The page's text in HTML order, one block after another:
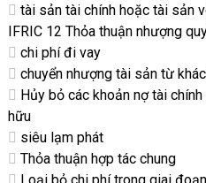
tài sản tài chính hoặc tài sản
IFRIC 12 Thỏa thuận nhượng
chi phí đi vay
chuyển nhượng tài sản từ
Hủy bỏ các khoản nợ tài
hữu
siêu lạm phát
Thỏa thuận hợp tác chung